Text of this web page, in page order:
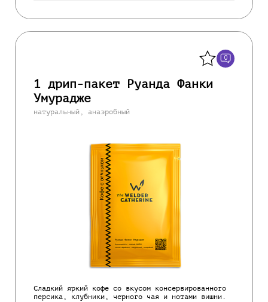
0
1 дрип-пакет Руанда Фанки
Умурадже
натуральный, анаэробный
Сладкий яркий кофе со вкусом консервированного
персика, клубники, черного чая и нотами вишни.